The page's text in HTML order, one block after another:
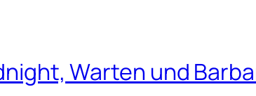
Warten und